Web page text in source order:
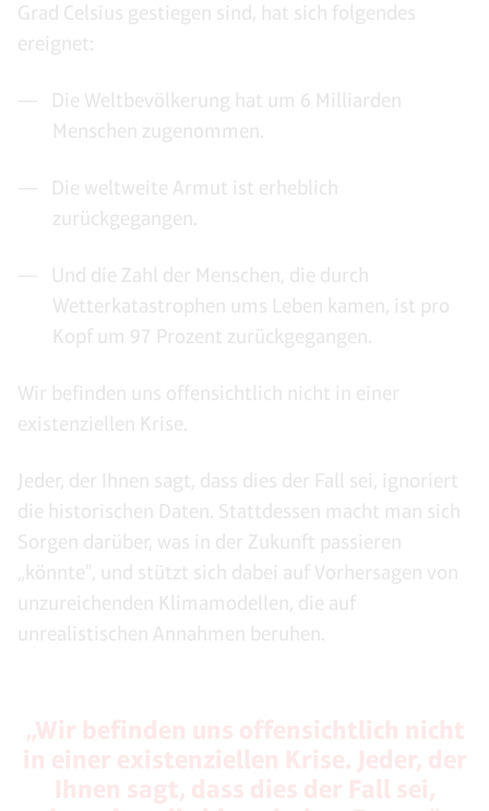
Grad Celsius gestiegen sind, hat sich folgendes
ereignet:
Die Weltbevölkerung hat um 6 Milliarden
Menschen zugenommen.
Die weltweite Armut ist erheblich
zurückgegangen.
Und die Zahl der Menschen, die durch
Wetterkatastrophen ums Leben kamen, ist pro
Kopf um 97 Prozent zurückgegangen.
Wir befinden uns offensichtlich nicht in einer
existenziellen Krise.
Jeder, der Ihnen sagt, dass dies der Fall sei, ignoriert
die historischen Daten. Stattdessen macht man sich
Sorgen darüber, was in der Zukunft passieren
„könnte", und stützt sich dabei auf Vorhersagen von
unzureichenden Klimamodellen, die auf
unrealistischen Annahmen beruhen.